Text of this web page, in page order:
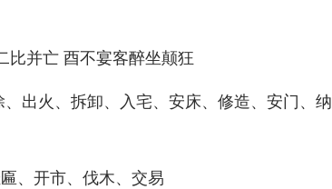
比并亡 酉不宴客醉坐颠狂
出火、拆卸、入宅、安床、修造、安门、纳
、开市、伐木、交易